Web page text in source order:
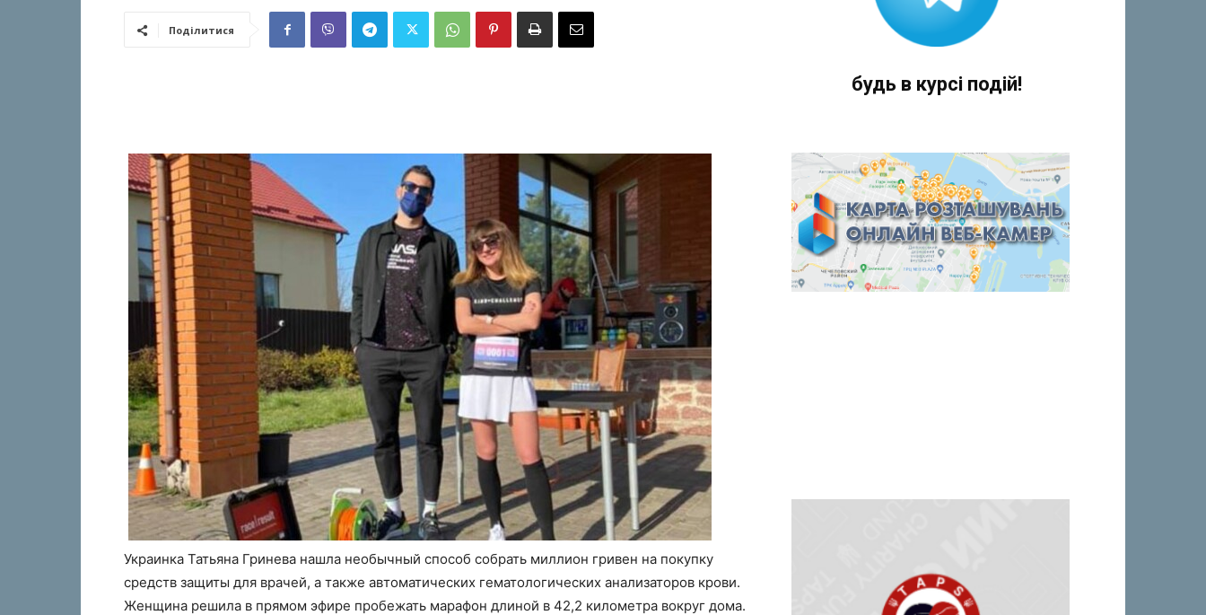
Поділитися
Украинка Татьяна Гринева нашла необычный способ собрать миллион гривен на покупку
средств защиты для врачей, а также автоматических гематологических анализаторов крови.
Женщина решила в прямом эфире пробежать марафон длиной в 42,2 километра вокруг дома.
будь в курсі подій!